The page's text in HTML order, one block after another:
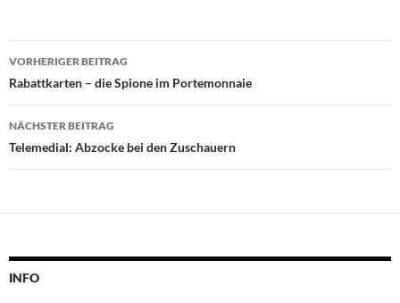
Beitragsnavigation
VORHERIGER BEITRAG
Rabattkarten – die Spione im Portemonnaie
NÄCHSTER BEITRAG
Telemedial: Abzocke bei den Zuschauern
INFO